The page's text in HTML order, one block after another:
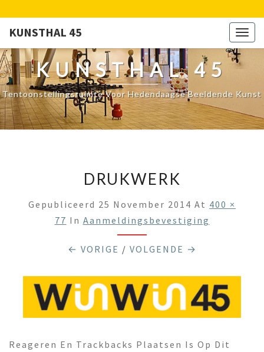
KUNSTHAL 45
KUNSTHAL 45
Tentoonstellingsruimte Voor Hedendaagse Beeldende Kunst
DRUKWERK
Gepubliceerd 25 November 2014 At 400 ×
77 In Aanmeldingsbevestiging
← VORIGE / VOLGENDE →
Reageren En Trackbacks Plaatsen Is Op Dit